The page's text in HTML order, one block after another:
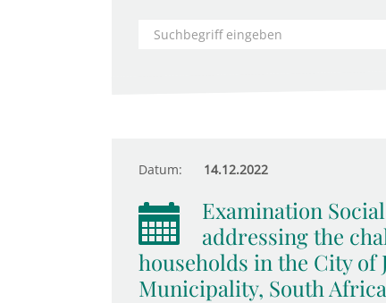
Datum: 14.12.2022
Examination
addressing the
households in the City of
Municipality, South